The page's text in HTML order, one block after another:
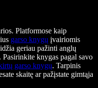
Platformose kaip
garso knygų įvairiomis
geriau pažinti anglų
knygas pagal savo
garso knygų. Tarpinis
skaitę ar pažįstate gimtąja